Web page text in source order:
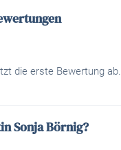
die erste Bewertung ab.
Sonja Börnig?